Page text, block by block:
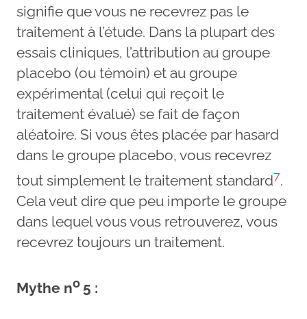
signifie que vous ne recevrez pas le
traitement à l’étude. Dans la plupart des
essais cliniques, l’attribution au groupe
placebo (ou témoin) et au groupe
expérimental (celui qui reçoit le
traitement évalué) se fait de façon
aléatoire. Si vous êtes placée par hasard
dans le groupe placebo, vous recevrez
tout simplement le traitement standard7.
Cela veut dire que peu importe le groupe
dans lequel vous vous retrouverez, vous
recevrez toujours un traitement.
Mythe no 5 :